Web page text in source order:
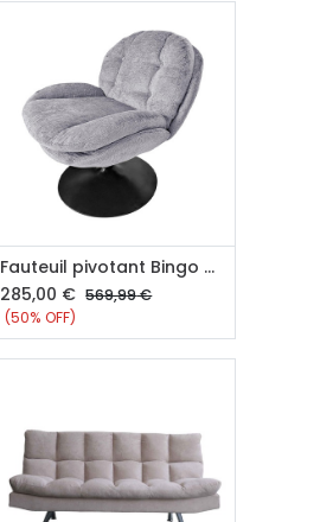
Ajouter au panier Fauteuil pivotant Bingo Gris
285,00 € 569,99€
(50% OFF)